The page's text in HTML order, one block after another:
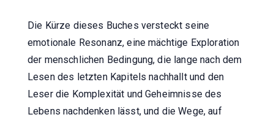
Die Kürze dieses Buches versteckt seine
emotionale Resonanz, eine mächtige Exploration
der menschlichen Bedingung, die lange nach dem
Lesen des letzten Kapitels nachhallt und den
Leser die Komplexität und Geheimnisse des
Lebens nachdenken lässt, und die Wege, auf